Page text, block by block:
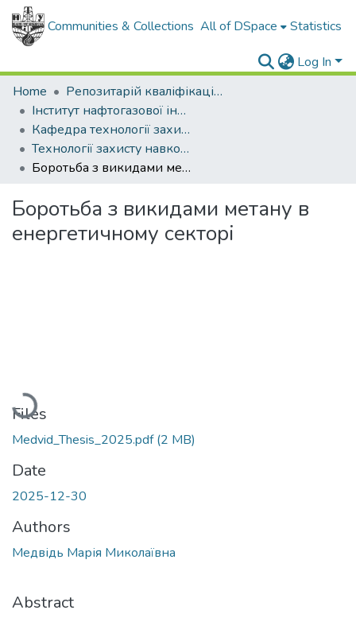
Communities & Collections All of DSpace Statistics
Log In
Home
Репозитарій кваліфікаційних робіт здобувачів вищої освіти
Інститут нафтогазової інженерії
Кафедра технології захисту навколишнього середовища та безпеки праці
Технології захисту навколишнього середовища (рівень магістр, 2025)
Боротьба з викидами метану в енергетичному секторі
Боротьба з викидами метану в
енергетичному секторі
Loading...
Files
Medvid_Thesis_2025.pdf(2 MB)
Date
2025-12-30
Authors
Медвідь Марія Миколаївна
Abstract